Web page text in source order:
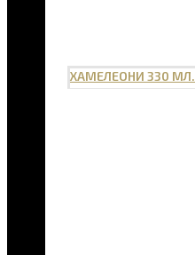
ХАМЕЛЕОНИ 330 МЛ.